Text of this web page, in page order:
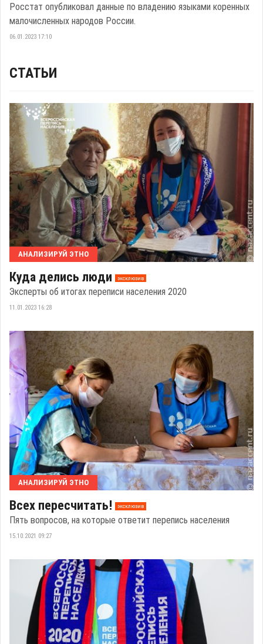
Росстат опубликовал данные по владению языками коренных
малочисленных народов России.
06.01.2023 17:10
СТАТЬИ
АНАЛИЗИРУЙ ЭТНО
Куда делись люди эксклюзив
Эксперты об итогах переписи населения 2020
11.01.2023 16:28
АНАЛИЗИРУЙ ЭТНО
Всех пересчитать! эксклюзив
Пять вопросов, на которые ответит перепись населения
15.10.2021 09:27